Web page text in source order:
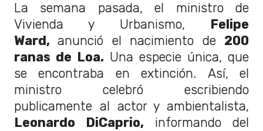
La semana pasada, el ministro de
Vivienda y Urbanismo,
Felipe
Ward,anunció el nacimiento de 200
ranas de Loa. Una especie única, que
se encontraba en extinción. Así, el
ministro celebró escribiendo
publicamente al actor y ambientalista,
Leonardo DiCaprio, informando del